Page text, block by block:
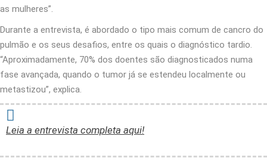
as mulheres”.
Durante a entrevista, é abordado o tipo mais comum de cancro do
pulmão e os seus desafios, entre os quais o diagnóstico tardio.
“Aproximadamente, 70% dos doentes são diagnosticados numa
fase avançada, quando o tumor já se estendeu localmente ou
metastizou”, explica.
Leia a entrevista completa aqui!